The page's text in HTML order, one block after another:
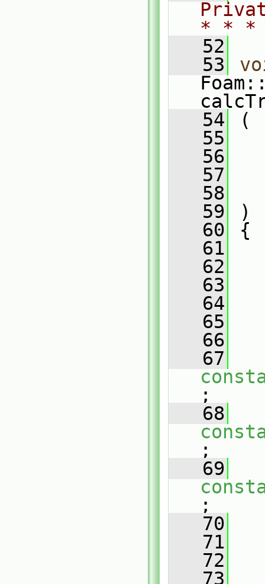
* *
   52
   53
   54
(
   55
   56
   57
   58
   59
)
   60
{
   61
   62
   63
   64
   65
   66
   67
;
   68
;
   69
;
   70
   71
   72
   73